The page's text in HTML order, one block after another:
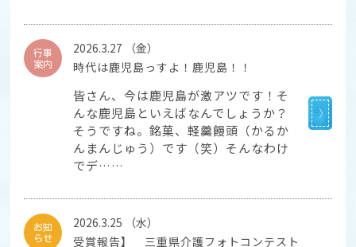
行事
案内
2026.3.27 （金）
時代は鹿児島っすよ！鹿児島！！
皆さん、今は鹿児島が激アツです！そ
んな鹿児島といえばなんでしょうか？
そうですね。銘菓、軽羹饅頭（かるか
んまんじゅう）です（笑）そんなわけ
でデ……
お知
らせ
2026.3.25 （水）
受賞報告】 三重県介護フォトコンテスト